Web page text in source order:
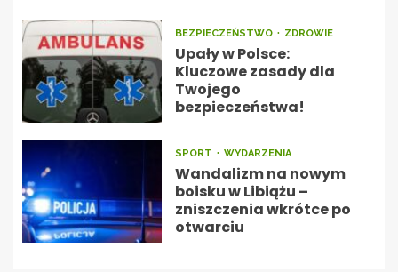
BEZPIECZEŃSTWO ZDROWIE
Upały w Polsce:
Kluczowe zasady dla
Twojego
bezpieczeństwa!
SPORT WYDARZENIA
Wandalizm na nowym
boisku w Libiążu –
zniszczenia wkrótce po
otwarciu